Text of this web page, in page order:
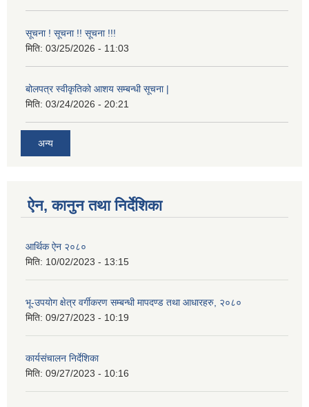
सूचना ! सूचना !! सूचना !!!
मिति: 03/25/2026 - 11:03
बोलपत्र स्वीकृतिको आशय सम्बन्धी सूचना |
मिति: 03/24/2026 - 20:21
अन्य
ऐन, कानुन तथा निर्देशिका
आर्थिक ऐन २०८०
मिति: 10/02/2023 - 13:15
भू-उपयोग क्षेत्र वर्गीकरण सम्बन्धी मापदण्ड तथा आधारहरु, २०८०
मिति: 09/27/2023 - 10:19
कार्यसंचालन निर्देशिका
मिति: 09/27/2023 - 10:16